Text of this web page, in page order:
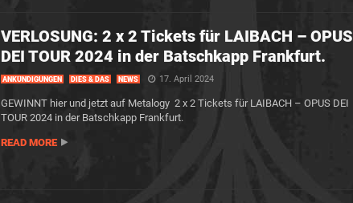
VERLOSUNG: 2 x 2 Tickets für LAIBACH – OPUS
DEI TOUR 2024 in der Batschkapp Frankfurt.
ANKÜNDIGUNGEN DIES & DAS NEWS 17. April 2024
GEWINNT hier und jetzt auf Metalogy 2 x 2 Tickets für LAIBACH – OPUS DEI
TOUR 2024 in der Batschkapp Frankfurt.
READ MORE